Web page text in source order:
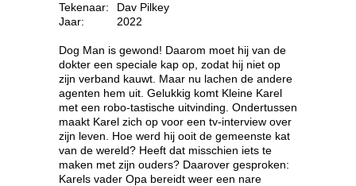
Tekenaar:
Dav Pilkey
Jaar:
2022
Dog Man is gewond! Daarom moet hij van de
dokter een speciale kap op, zodat hij niet op
zijn verband kauwt. Maar nu lachen de andere
agenten hem uit. Gelukkig komt Kleine Karel
met een robo-tastische uitvinding. Ondertussen
maakt Karel zich op voor een tv-interview over
zijn leven. Hoe werd hij ooit de gemeenste kat
van de wereld? Heeft dat misschien iets te
maken met zijn ouders? Daarover gesproken:
Karels vader Opa bereidt weer een nare